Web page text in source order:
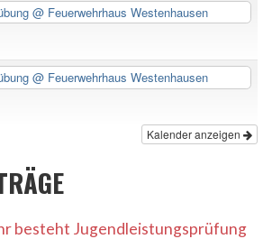
@ Feuerwehrhaus Westenhausen
@ Feuerwehrhaus Westenhausen
Kalender anzeigen
besteht Jugendleistungsprüfung